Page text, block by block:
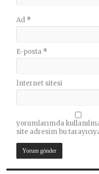
Ad *
E-posta *
İnternet sitesi
yorumlarımda
site adresim bu